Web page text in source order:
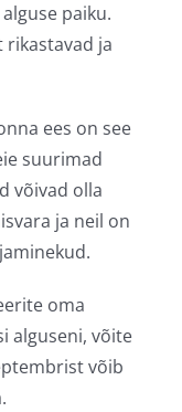
paiku.
ja
ees on see
suurimad
võivad olla
ja neil on
oma
alguseni, võite
võib